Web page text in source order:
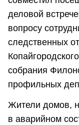
деловой
вопросу
следственных
собрания
профильных
Жители домов,
в аварийном